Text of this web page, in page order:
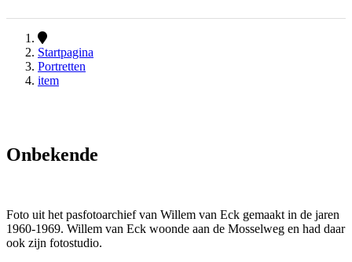
Startpagina
Portretten
item
Onbekende
Foto uit het pasfotoarchief van Willem van Eck gemaakt in de jaren
1960-1969. Willem van Eck woonde aan de Mosselweg en had daar
ook zijn fotostudio.